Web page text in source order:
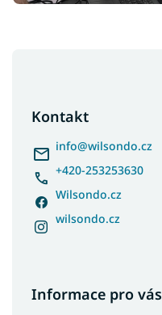
Kontakt
info@wilsondo.cz
+420-253253630
Wilsondo.cz
wilsondo.cz
Informace pro vás